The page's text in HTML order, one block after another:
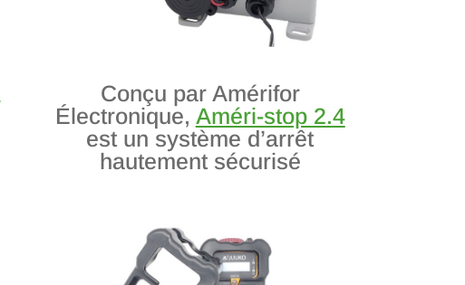
Conçu par Amérifor
Électronique, Améri-stop 2.4
est un système d’arrêt
hautement sécurisé